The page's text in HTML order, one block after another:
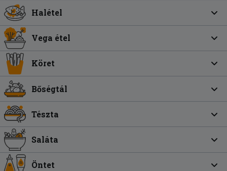
Halétel
Vega étel
Köret
Bőségtál
Tészta
Saláta
Öntet